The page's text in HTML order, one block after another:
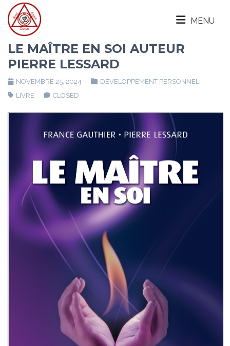
MENU
LE MAÎTRE EN SOI AUTEUR
PIERRE LESSARD
NOVEMBRE 25, 2024
DÉVELOPPEMENT PERSONNEL
LIVRE
CLOSED